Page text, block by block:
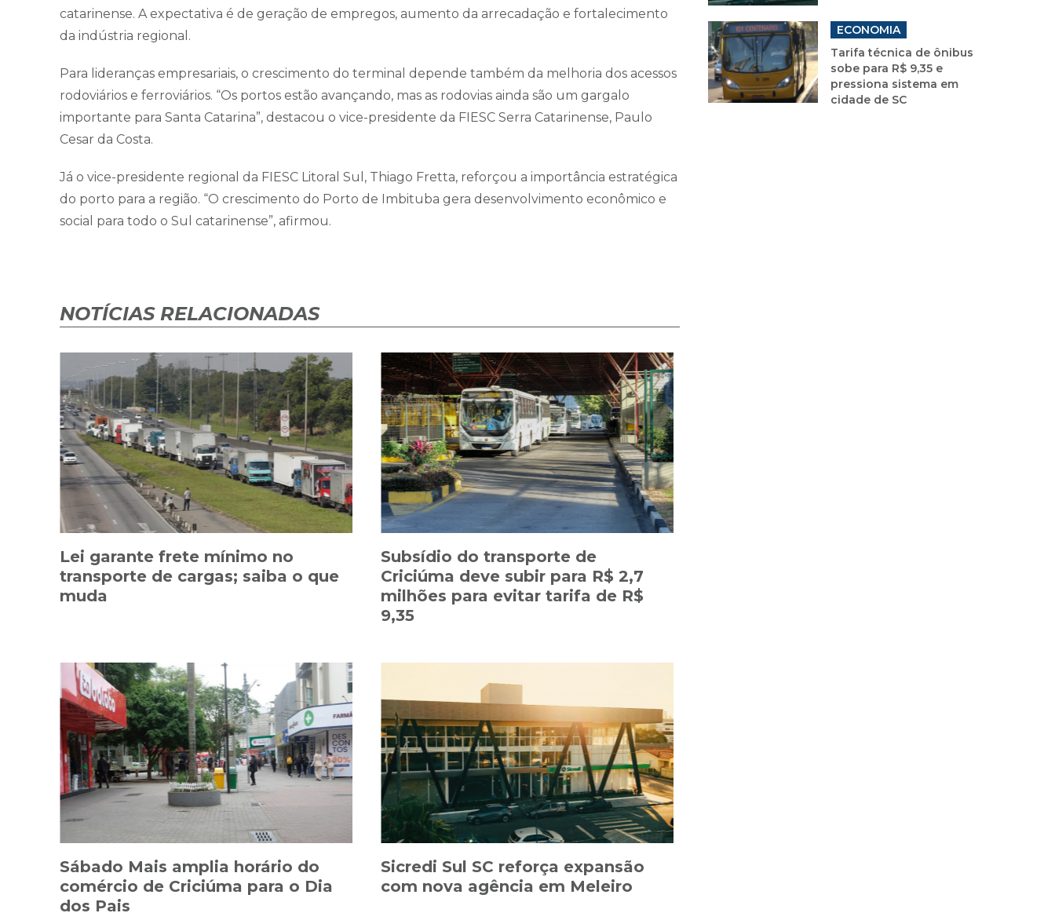
catarinense. A expectativa é de geração de empregos, aumento da arrecadação e fortalecimento
da indústria regional.
Para lideranças empresariais, o crescimento do terminal depende também da melhoria dos acessos
rodoviários e ferroviários. “Os portos estão avançando, mas as rodovias ainda são um gargalo
importante para Santa Catarina”, destacou o vice-presidente da FIESC Serra Catarinense, Paulo
Cesar da Costa.
Já o vice-presidente regional da FIESC Litoral Sul, Thiago Fretta, reforçou a importância estratégica
do porto para a região. “O crescimento do Porto de Imbituba gera desenvolvimento econômico e
social para todo o Sul catarinense”, afirmou.
NOTÍCIAS RELACIONADAS
Lei garante frete mínimo no
transporte de cargas; saiba o que
muda
Subsídio do transporte de
Criciúma deve subir para R$ 2,7
milhões para evitar tarifa de R$
9,35
Sábado Mais amplia horário do
comércio de Criciúma para o Dia
dos Pais
Sicredi Sul SC reforça expansão
com nova agência em Meleiro
ECONOMIA
Tarifa técnica de ônibus
sobe para R$ 9,35 e
pressiona sistema em
cidade de SC